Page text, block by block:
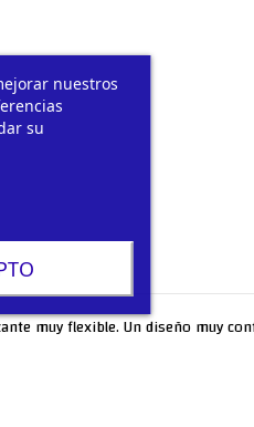
nuestros
su
muy flexible. Un diseño muy